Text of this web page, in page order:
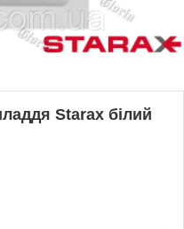
Starax білий